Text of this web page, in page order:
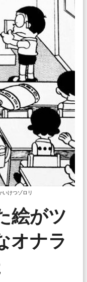
いけつゾロリ
絵がツ
オナラ